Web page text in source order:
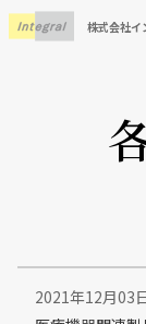
株式会社イ
2021年12月03